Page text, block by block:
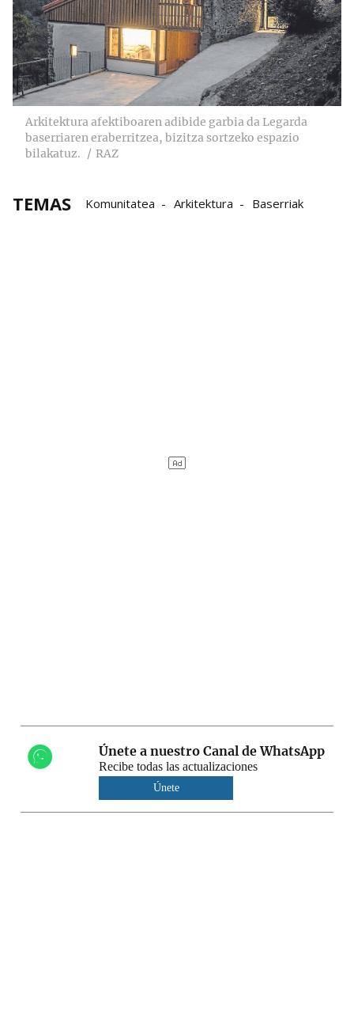
Arkitektura afektiboaren adibide garbia da Legarda
baserriaren eraberritzea, bizitza sortzeko espazio
bilakatuz.
RAZ
TEMAS Komunitatea Arkitektura Baserriak
Únete a nuestro Canal de WhatsApp
Recibe todas las actualizaciones
Únete